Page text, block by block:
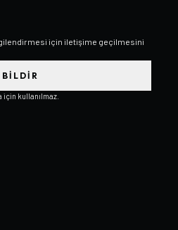
için iletişime geçilmesini
BILDIR
kullanılmaz.